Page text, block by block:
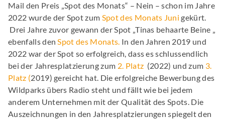
Mail den Preis „Spot des Monats“ – Nein – schon im Jahre
2022 wurde der Spot zum Spot des Monats Junigekürt.
Drei Jahre zuvor gewann der Spot „Tinas behaarte Beine „
ebenfalls denSpot des Monats. In den Jahren 2019 und
2022 war der Spot so erfolgreich, dass es schlussendlich
bei der Jahresplatzierung zum 2. Platz (2022) und zum 3.
Platz (2019) gereicht hat. Die erfolgreiche Bewerbung des
Wildparks übers Radio steht und fällt wie bei jedem
anderem Unternehmen mit der Qualität des Spots. Die
Auszeichnungen in den Jahresplatzierungen spiegelt den